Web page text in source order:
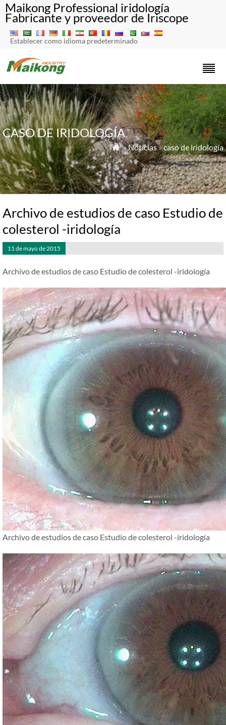
Maikong Professional iridología
Fabricante y proveedor de Iriscope
Establecer como idioma predeterminado
CASO DE IRIDOLOGÍA
 »Noticias»caso de iridología
Archivo de estudios de caso Estudio de
colesterol -iridología
11 de mayo de 2015
Archivo de estudios de caso Estudio de colesterol -iridología
Archivo de estudios de caso Estudio de colesterol -iridología